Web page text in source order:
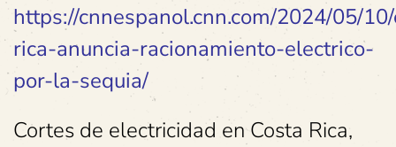
https://cnnespanol.cnn.com/2024/05/
rica-anuncia-racionamiento-electrico-
por-la-sequia/
Cortes de electricidad en Costa Rica,